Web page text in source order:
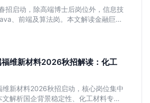
招启动，除高端博士后岗位外，信息技
、前端及算法岗。本文解读金融巨头
术岗需求与投递价值，助你快速判断
维新材料2026秋招解读：化工
维新材料2026秋招启动，核心岗位集中
解析国企背景稳定性、化工材料专业